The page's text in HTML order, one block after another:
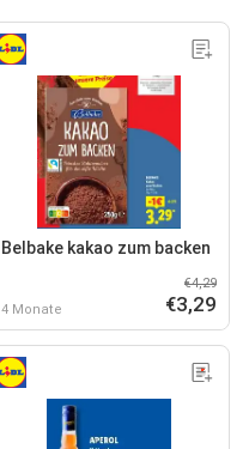
Belbake kakao zum backen
4 Monate
€4,29
€3,29